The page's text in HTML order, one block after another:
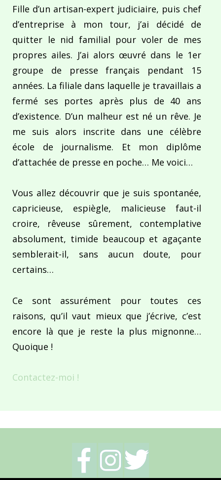
Fille d’un artisan-expert judiciaire, puis chef
d’entreprise à mon tour, j’ai décidé de
quitter le nid familial pour voler de mes
propres ailes. J’ai alors œuvré dans le 1er
groupe de presse français pendant 15
années. La filiale dans laquelle je travaillais a
fermé ses portes après plus de 40 ans
d’existence. D’un malheur est né un rêve. Je
me suis alors inscrite dans une célèbre
école de journalisme. Et mon diplôme
d’attachée de presse en poche… Me voici…
Vous allez découvrir que je suis spontanée,
capricieuse, espiègle, malicieuse faut-il
croire, rêveuse sûrement, contemplative
absolument, timide beaucoup et agaçante
semblerait-il, sans aucun doute, pour
certains…
Ce sont assurément pour toutes ces
raisons, qu’il vaut mieux que j’écrive, c’est
encore là que je reste la plus mignonne…
Quoique !
Contactez-moi !